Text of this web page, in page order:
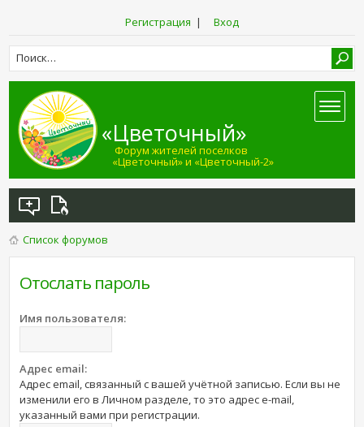
Регистрация | Вход
«Цветочный»
Форум жителей поселков
«Цветочный» и «Цветочный-2»
Список форумов
Отослать пароль
Имя пользователя:
Адрес email:
Адрес email, связанный с вашей учётной записью. Если вы не
изменили его в Личном разделе, то это адрес e-mail,
указанный вами при регистрации.